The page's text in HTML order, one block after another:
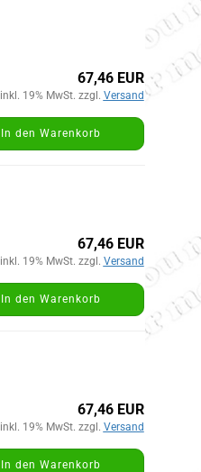
67,46 EUR
inkl. 19% MwSt. zzgl. Versand
In den Warenkorb
67,46 EUR
inkl. 19% MwSt. zzgl. Versand
In den Warenkorb
67,46 EUR
inkl. 19% MwSt. zzgl. Versand
In den Warenkorb